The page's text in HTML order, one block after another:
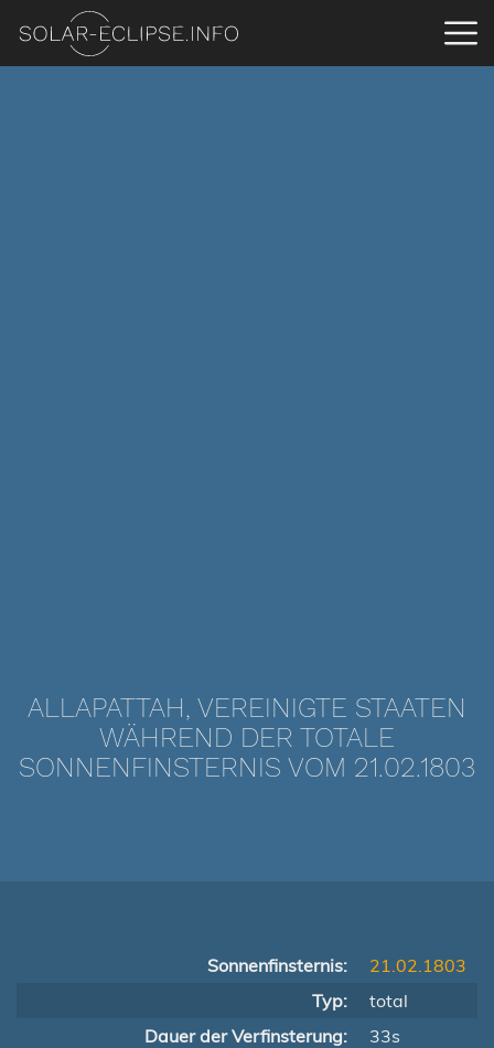
ALLAPATTAH, VEREINIGTE STAATEN
WÄHREND DER TOTALE
SONNENFINSTERNIS VOM 21.02.1803
Sonnenfinsternis:
21.02.1803
Typ:
total
Dauer der Verfinsterung:
33s